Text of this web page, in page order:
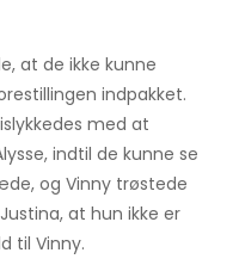
at de ikke kunne
indpakket.
med at
indtil de kunne se
og Vinny trøstede
at hun ikke er
til Vinny.